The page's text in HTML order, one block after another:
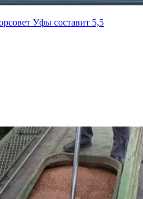
Уфы составит 5,5